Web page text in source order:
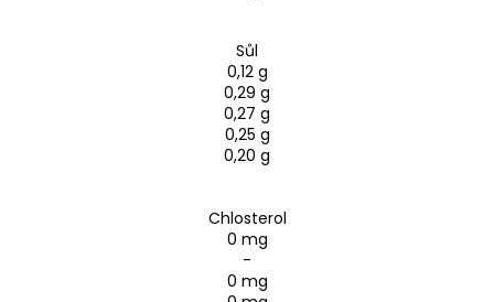
Sůl
0,12 g
0,29 g
0,27 g
0,25 g
0,20 g
Chlosterol
0 mg
-
0 mg